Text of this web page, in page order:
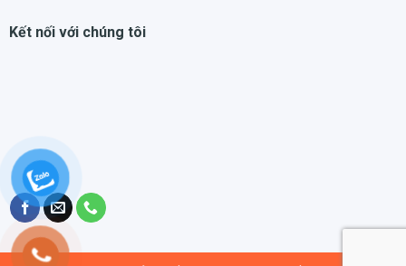
Kết nối với chúng tôi